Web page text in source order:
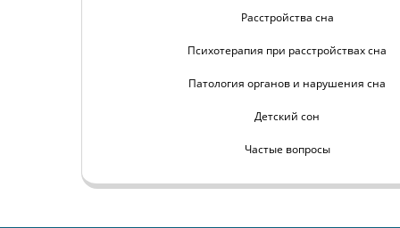
Расстройства сна
Психотерапия при расстройствах сна
Патология органов и нарушения сна
Детский сон
Частые вопросы